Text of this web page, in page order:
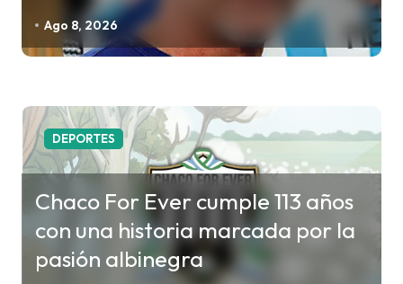
t
a
d
a
Ago 8, 2026
DEPORTES
Chaco For Ever cumple 113 años
con una historia marcada por la
pasión albinegra